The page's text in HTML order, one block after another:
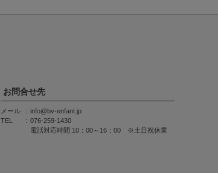
お問合せ先
メール
info@bv-enfant.jp
TEL
076-259-1430
電話対応時間 10：00～16：00 ※土日祝休業